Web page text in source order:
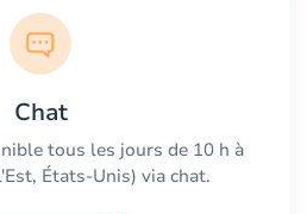
Chat
tous les jours de 10 h à
États-Unis) via chat.